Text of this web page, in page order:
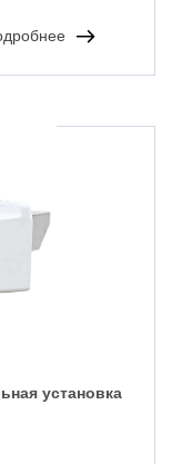
установка